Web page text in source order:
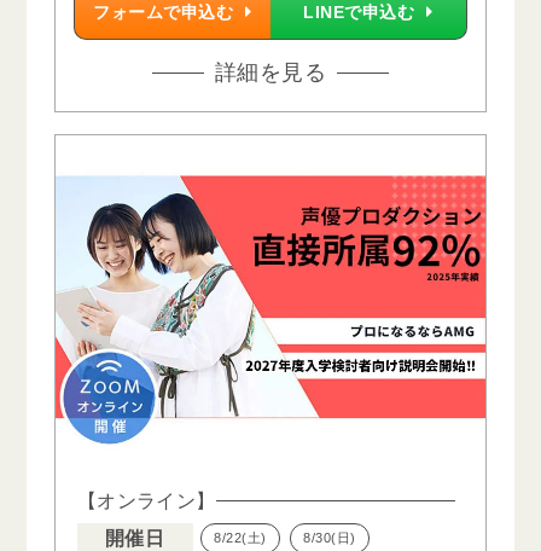
フォームで申込む LINEで申込む
詳細を見る
【オンライン】
開催日
8/22(土) 8/30(日)